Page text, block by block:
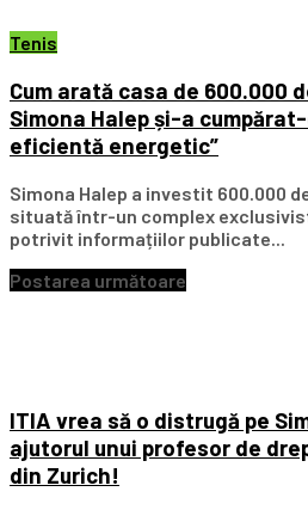
Tenis
Cum arată casa de 600.000
Simona Halep și-a
eficientă energetic”
Simona Halep a investit 600.000
situată într-un complex
potrivit informațiilor publicate...
Postarea următoare
ITIA vrea să o distrugă pe
ajutorul unui profesor de
din Zurich!